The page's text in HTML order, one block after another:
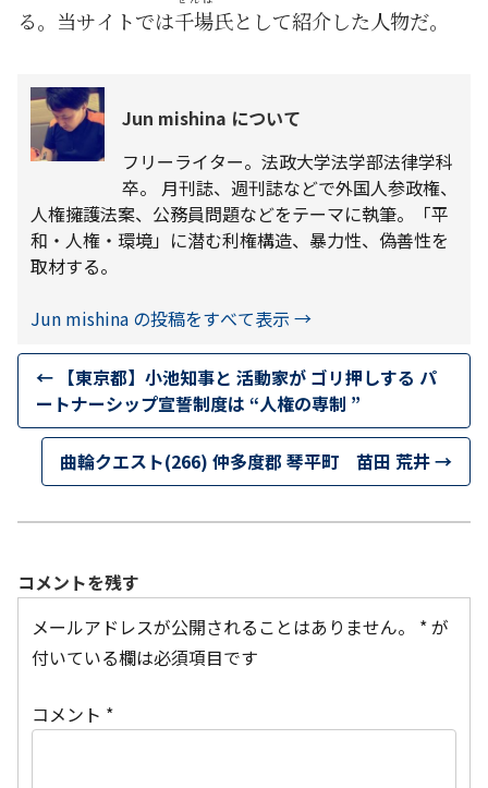
る。当サイトでは千場氏として紹介した人物だ。
Jun mishina について
フリーライター。法政大学法学部法律学科
卒。 月刊誌、週刊誌などで外国人参政権、
人権擁護法案、公務員問題などをテーマに執筆。「平
和・人権・環境」に潜む利権構造、暴力性、偽善性を
取材する。
Jun mishina の投稿をすべて表示 →
← 【東京都】小池知事と 活動家が ゴリ押しする パ
ートナーシップ宣誓制度は “人権の専制 ”
曲輪クエスト(266) 仲多度郡 琴平町 苗田 荒井→
コメントを残す
メールアドレスが公開されることはありません。
*が
付いている欄は必須項目です
コメント *